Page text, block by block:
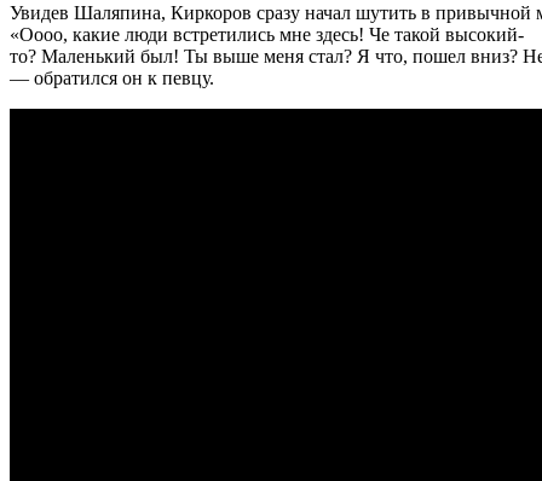
Увидев Шаляпина, Киркоров сразу начал шутить в привычной
«Оооо, какие люди встретились мне здесь! Че такой высокий-
то? Маленький был! Ты выше меня стал? Я что, пошел вниз?
— обратился он к певцу.